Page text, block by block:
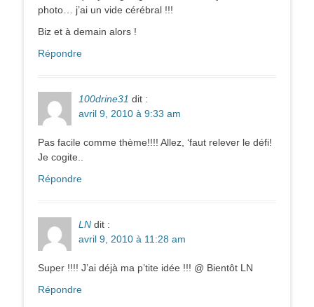
photo… j’ai un vide cérébral !!!
Biz et à demain alors !
Répondre
100drine31 dit :
avril 9, 2010 à 9:33 am
Pas facile comme thème!!!! Allez, ‘faut relever le défi!
Je cogite..
Répondre
LN dit :
avril 9, 2010 à 11:28 am
Super !!!! J’ai déjà ma p’tite idée !!! @ Bientôt LN
Répondre